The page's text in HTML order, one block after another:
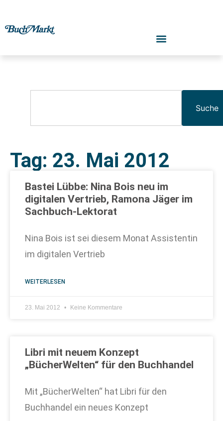
Suche
Tag: 23. Mai 2012
Bastei Lübbe: Nina Bois neu im
digitalen Vertrieb, Ramona Jäger im
Sachbuch-Lektorat
Nina Bois ist sei diesem Monat Assistentin
im digitalen Vertrieb
WEITERLESEN
23. Mai 2012 Keine Kommentare
Libri mit neuem Konzept
„BücherWelten“ für den Buchhandel
Mit „BücherWelten“ hat Libri für den
Buchhandel ein neues Konzept